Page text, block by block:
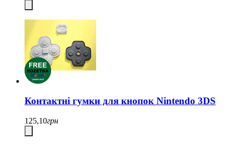
Контактні гумки для кнопок Nintendo 3DS
125,10грн